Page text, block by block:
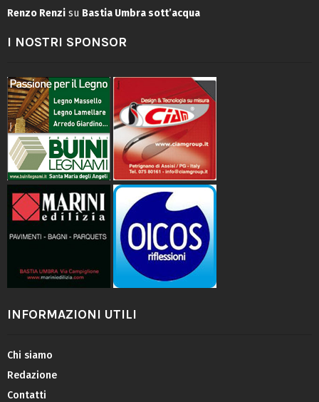
Renzo Renzi su Bastia Umbra sott’acqua
I NOSTRI SPONSOR
INFORMAZIONI UTILI
Chi siamo
Redazione
Contatti